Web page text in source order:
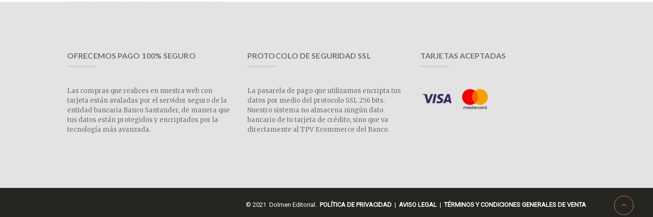
OFRECEMOS PAGO 100% SEGURO
Las compras que realices en nuestra web con
tarjeta están avaladas por el servidor seguro de la
entidad bancaria Banco Santander, de manera que
tus datos están protegidos y encriptados por la
tecnología más avanzada.
PROTOCOLO DE SEGURIDAD SSL
La pasarela de pago que utilizamos encripta tus
datos por medio del protocolo SSL 256 bits.
Nuestro sistema no almacena ningún dato
bancario de tu tarjeta de crédito, sino que va
directamente al TPV Ecommerce del Banco.
TARJETAS ACEPTADAS
© 2021 Dolmen Editorial. POLÍTICA DE PRIVACIDAD | AVISO LEGAL |TÉRMINOS Y CONDICIONES GENERALES DE VENTA